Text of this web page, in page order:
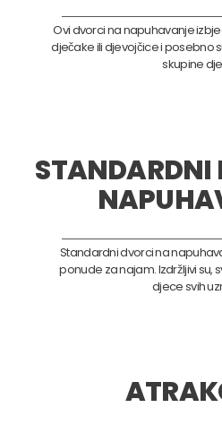
Ovi dvorci na napuhavanje
dječake ili djevojčice i posebno
skupine
STANDARDNI
Standardni dvorci na
ponude za najam. Izdržljivi su,
djece svih